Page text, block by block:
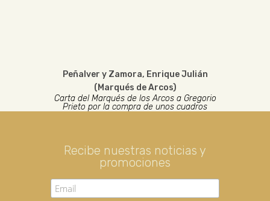
Peñalver y Zamora, Enrique Julián
(Marqués de Arcos)
Carta del Marqués de los Arcos a Gregorio
Prieto por la compra de unos cuadros
Recibe nuestras noticias y
promociones